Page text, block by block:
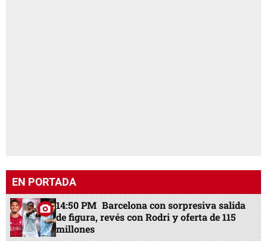
EN PORTADA
14:50 PM Barcelona con sorpresiva salida
de figura, revés con Rodri y oferta de 115
millones